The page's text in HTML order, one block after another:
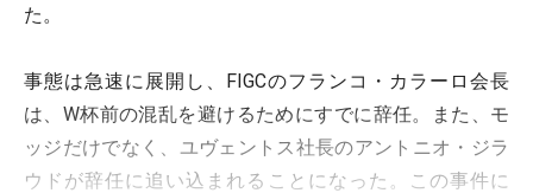
た。
事態は急速に展開し、FIGCのフランコ・カラーロ会長
は、W杯前の混乱を避けるためにすでに辞任。また、モ
ッジだけでなく、ユヴェントス社長のアントニオ・ジラ
ウドが辞任に追い込まれることになった。この事件に